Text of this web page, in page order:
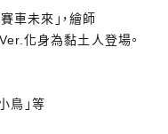
車未來」，繪師
化身為黏土人登場。
鳥」等